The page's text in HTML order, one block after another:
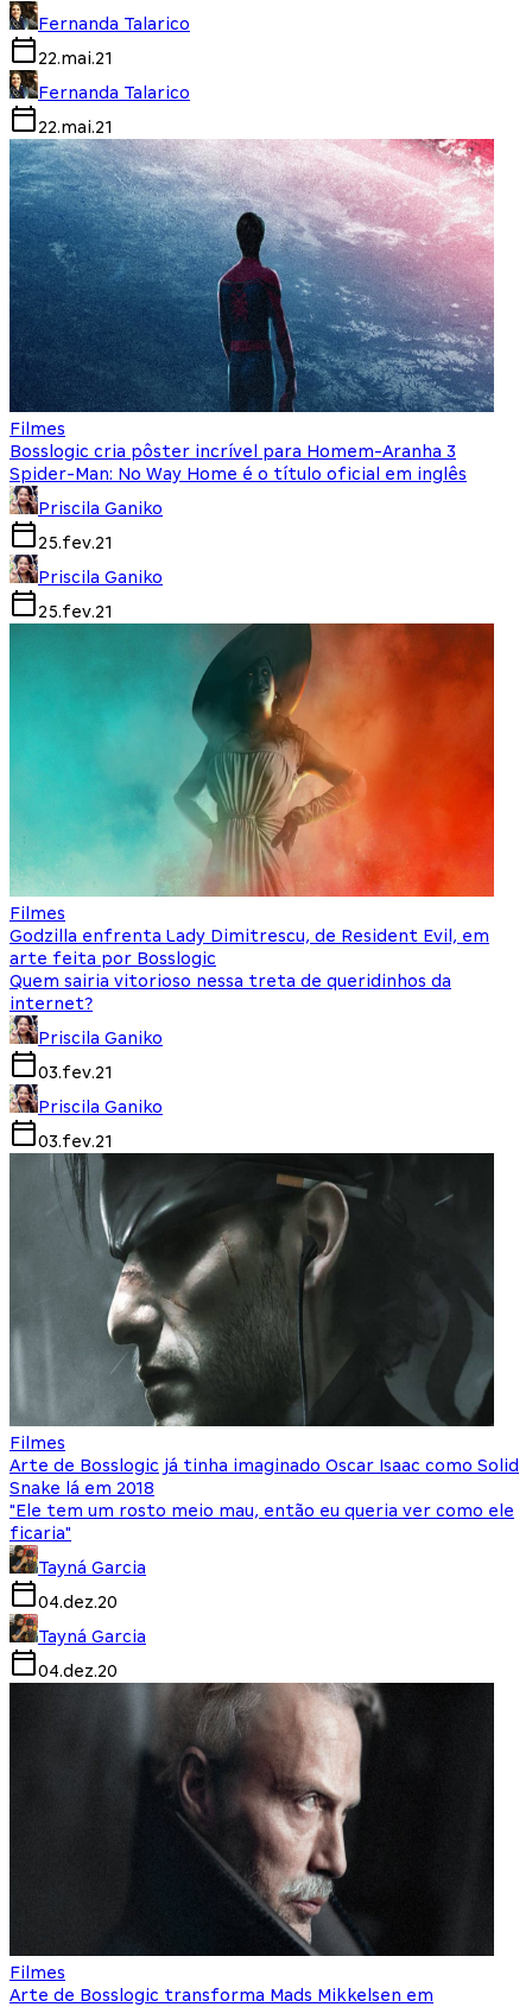
Fernanda Talarico
22.mai.21
Fernanda Talarico
22.mai.21
Filmes
Bosslogic cria pôster incrível para Homem-Aranha 3
Spider-Man: No Way Home é o título oficial em inglês
Priscila Ganiko
25.fev.21
Priscila Ganiko
25.fev.21
Filmes
Godzilla enfrenta Lady Dimitrescu, de Resident Evil, em
arte feita por Bosslogic
Quem sairia vitorioso nessa treta de queridinhos da
internet?
Priscila Ganiko
03.fev.21
Priscila Ganiko
03.fev.21
Filmes
Arte de Bosslogic já tinha imaginado Oscar Isaac como Solid
Snake lá em 2018
"Ele tem um rosto meio mau, então eu queria ver como ele
ficaria"
Tayná Garcia
04.dez.20
Tayná Garcia
04.dez.20
Filmes
Arte de Bosslogic transforma Mads Mikkelsen em